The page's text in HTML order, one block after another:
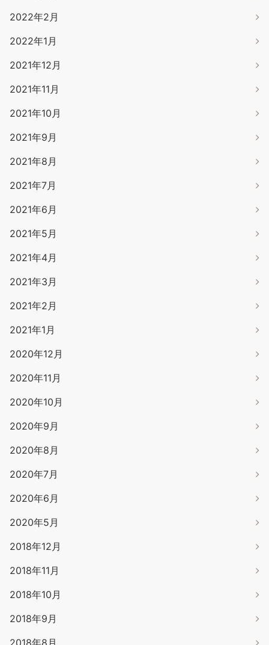
2022年2月
2022年1月
2021年12月
2021年11月
2021年10月
2021年9月
2021年8月
2021年7月
2021年6月
2021年5月
2021年4月
2021年3月
2021年2月
2021年1月
2020年12月
2020年11月
2020年10月
2020年9月
2020年8月
2020年7月
2020年6月
2020年5月
2018年12月
2018年11月
2018年10月
2018年9月